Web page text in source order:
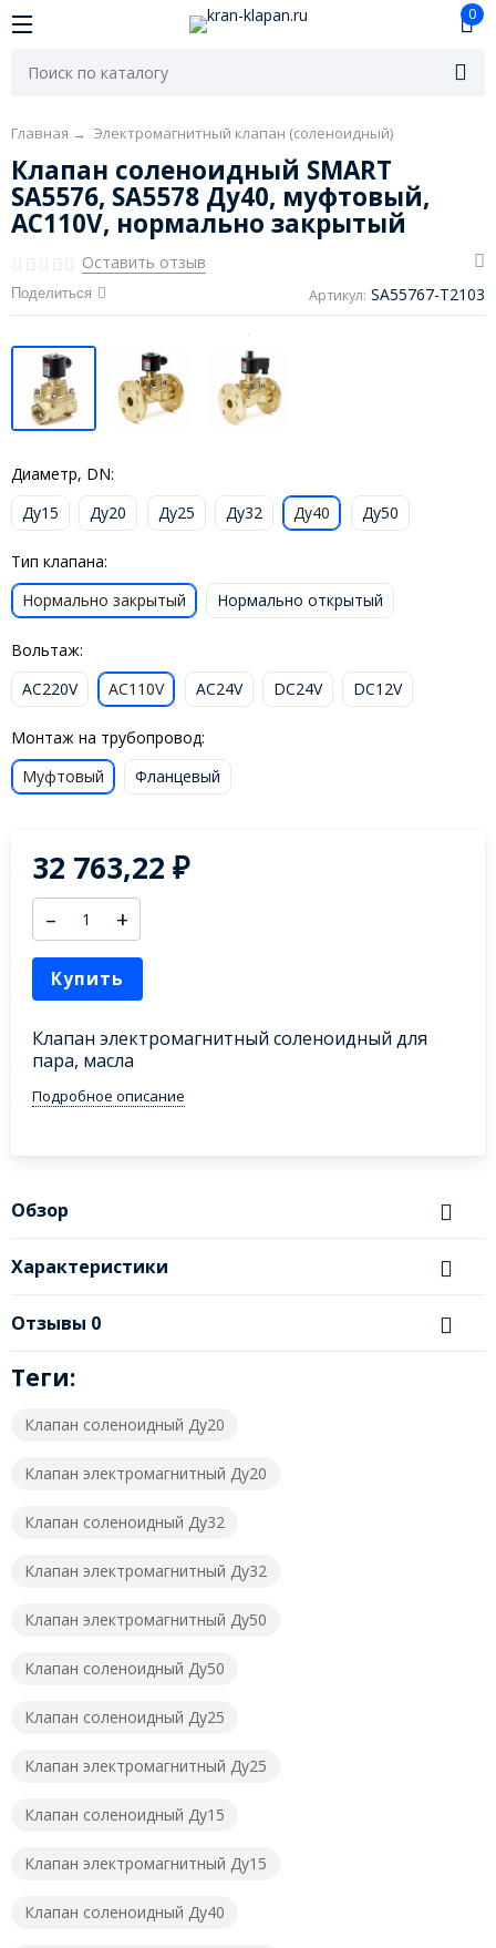
0
Главная → Электромагнитный клапан (соленоидный)
Клапан соленоидный SMART
SA5576, SA5578 Ду40, муфтовый,
AC110V, нормально закрытый
Оставить отзыв
Поделиться Артикул: SA55767-T2103
Диаметр, DN:
Ду15
Ду20 Ду25 Ду32 Ду40 Ду50
Тип клапана:
Нормально закрытый
Нормально открытый
Вольтаж:
AC220V
AC110V AC24V DC24V DC12V
Монтаж на трубопровод:
Муфтовый
Фланцевый
32 763,22₽
– +
Купить
Клапан электромагнитный соленоидный для
пара, масла
Подробное описание
Обзор
Характеристики
Отзывы 0
Теги:
Клапан соленоидный Ду20
Клапан электромагнитный Ду20
Клапан соленоидный Ду32
Клапан электромагнитный Ду32
Клапан электромагнитный Ду50
Клапан соленоидный Ду50
Клапан соленоидный Ду25
Клапан электромагнитный Ду25
Клапан соленоидный Ду15
Клапан электромагнитный Ду15
Клапан соленоидный Ду40